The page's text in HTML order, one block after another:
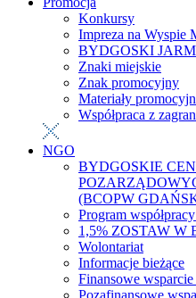
Konkursy
Impreza na Wyspie
BYDGOSKI
Znaki miejskie
Znak promocyjny
Materiały
Współpraca z
NGO
BYDGOSKIE
(BCOPW
Program
1,5% ZOSTAW W
Wolontariat
Informacje bieżące
Finansowe
Pozafinansowe